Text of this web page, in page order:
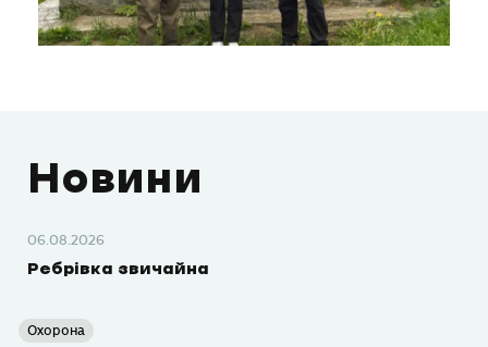
Новини
06.08.2026
Ребрівка звичайна
Охорона